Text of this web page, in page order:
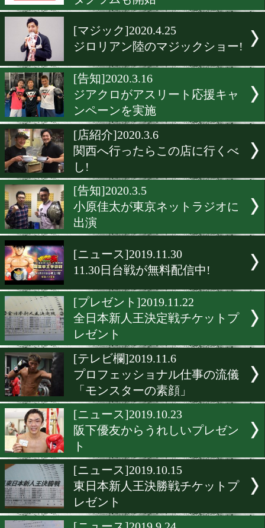
川嶋勝重氏がバース&ディ
演
[告知]2020.7.6
ジアクロが新商品を発売
[告知]2020.6.6
東日本ボクシング協会がイ
[マジック]2020.4.25
ジロリアン陸のマジックシ
[告知]2020.3.16
ジアクロがアスリート応援
ンペーンを実施
[店紹介]2020.3.6
関西へ行ったらこの店に行
し!
[告知]2020.3.5
小原佳太が東京ネットラジ
出演
[ニュース]2019.11.30
11.30日台戦が無料配信中!